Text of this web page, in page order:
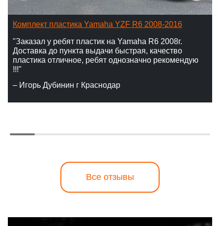
Комплект пластика Yamaha YZF R6 2008-2016
"Заказал у ребят пластик на Yamaha R6 2008г.
Доставка до пункта выдачи быстрая, качество
пластика отличное, ребят однозначно рекомендую
!!!"
– Игорь Дубинин г Краснодар
Все отзывы